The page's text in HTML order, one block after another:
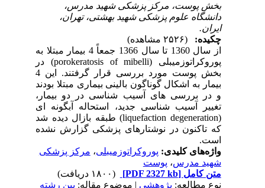
بخش پوست، مرکز پزشکی شهید مدرس،
دانشگاه علوم پزشکی شهید بهشتی، تهران،
ایران.
چکیده:
از سال 1360 تا سال 1366 جمعاً 4 بیمار مبتلا به
پوروکراتوزمیبلی (
porokeratosis of mibelli) در
بخش پوست مورد بررسی قرار گرفتند. این 4
بیمار به اشکال گوناگون بالینی بیماری مبتلا بودند
و در بررسی های آسیب شناسی در دو بیمار،
تغییر آسیب شناسی جدید، استحاله آبگونه ای
liquefaction degeneration) طبقه بازال دیده شد
که تاکنون در نوشتارهای پزشکی گزارش نشده
است.
واژه‌های کلیدی:پوروکراتوزمیبلی،مرکز پزشکی
شهید مدرس،پوست
متن کامل[PDF 2327 kb]
نوع مطالعه:پژوهشی| موضوع مقاله:بین رشته